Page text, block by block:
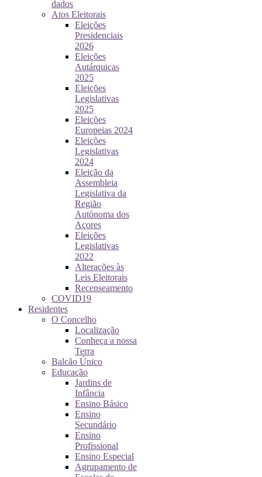
dados
Atos Eleitorais
Eleições
Presidenciais
2026
Eleições
Autárquicas
2025
Eleições
Legislativas
2025
Eleições
Europeias 2024
Eleições
Legislativas
2024
Eleição da
Assembleia
Legislativa da
Região
Autónoma dos
Açores
Eleições
Legislativas
2022
Alterações às
Leis Eleitorais
Recenseamento
COVID19
Residentes
O Concelho
Localização
Conheça a nossa
Terra
Balcão Único
Educação
Jardins de
Infância
Ensino Básico
Ensino
Secundário
Ensino
Profissional
Ensino Especial
Agrupamento de